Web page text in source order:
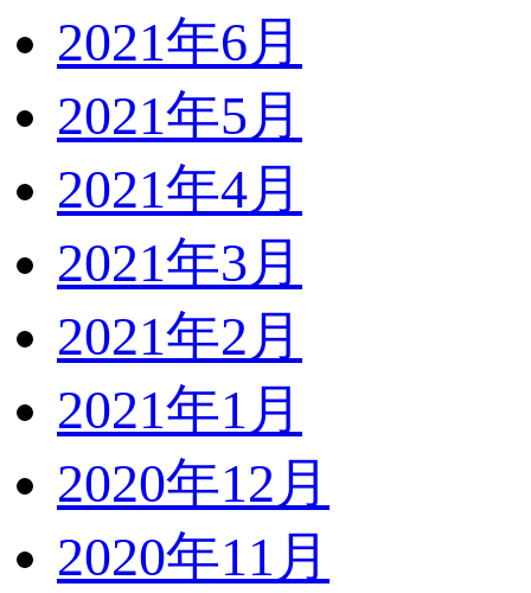
2021年6月
2021年5月
2021年4月
2021年3月
2021年2月
2021年1月
2020年12月
2020年11月